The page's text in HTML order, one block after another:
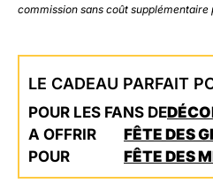
commission sans coût supplémentaire
LE CADEAU PARFAIT
POUR LES FANS DE
A OFFRIR
POUR
FÊTE DES
FÊTE DES